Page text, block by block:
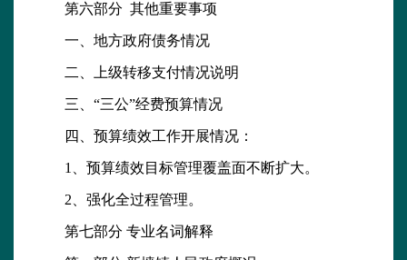
第六部分 其他重要事项
一、地方政府债务情况
二、上级转移支付情况说明
三、“三公”经费预算情况
四、预算绩效工作开展情况：
1、预算绩效目标管理覆盖面不断扩大。
2、强化全过程管理。
第七部分 专业名词解释